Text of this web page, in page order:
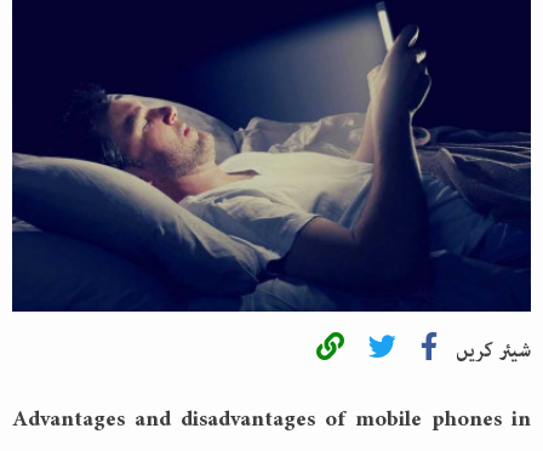
شیئر کریں
Advantages and disadvantages of mobile phones in